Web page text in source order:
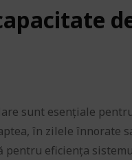
sunt esențiale
în zilele înnorate
pentru eficiența